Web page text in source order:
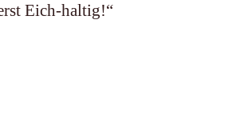
Eich-haltig!“